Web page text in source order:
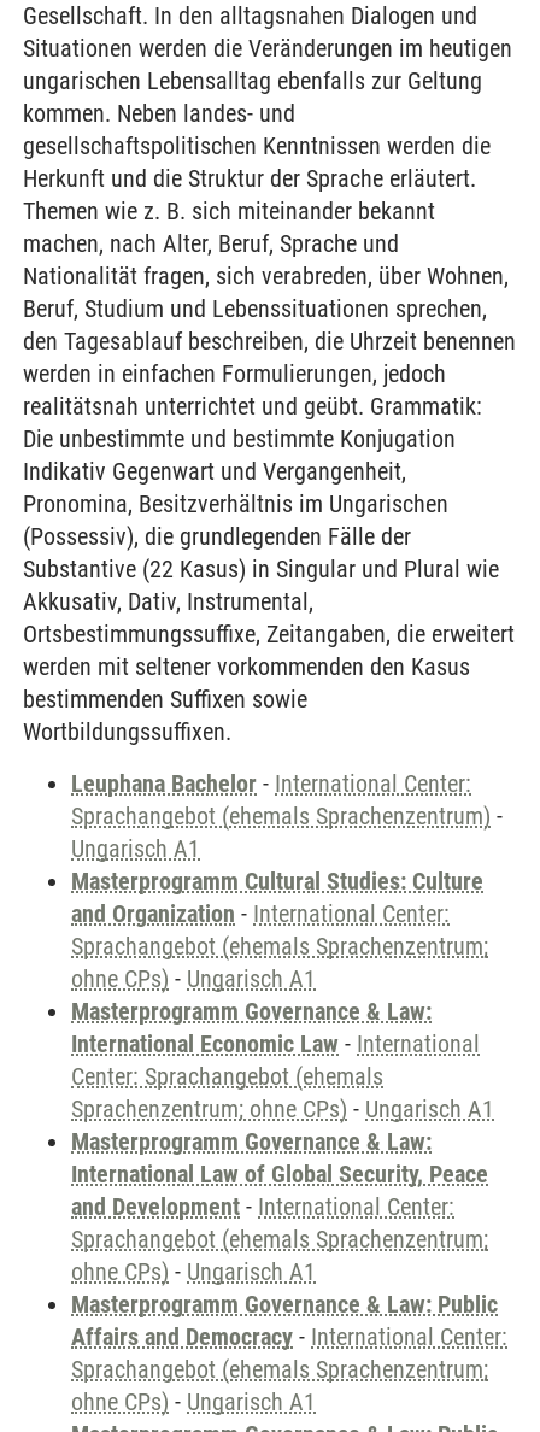
Gesellschaft. In den alltagsnahen Dialogen und
Situationen werden die Veränderungen im heutigen
ungarischen Lebensalltag ebenfalls zur Geltung
kommen. Neben landes- und
gesellschaftspolitischen Kenntnissen werden die
Herkunft und die Struktur der Sprache erläutert.
Themen wie z. B. sich miteinander bekannt
machen, nach Alter, Beruf, Sprache und
Nationalität fragen, sich verabreden, über Wohnen,
Beruf, Studium und Lebenssituationen sprechen,
den Tagesablauf beschreiben, die Uhrzeit benennen
werden in einfachen Formulierungen, jedoch
realitätsnah unterrichtet und geübt. Grammatik:
Die unbestimmte und bestimmte Konjugation
Indikativ Gegenwart und Vergangenheit,
Pronomina, Besitzverhältnis im Ungarischen
(Possessiv), die grundlegenden Fälle der
Substantive (22 Kasus) in Singular und Plural wie
Akkusativ, Dativ, Instrumental,
Ortsbestimmungssuffixe, Zeitangaben, die erweitert
werden mit seltener vorkommenden den Kasus
bestimmenden Suffixen sowie
Wortbildungssuffixen.
Leuphana Bachelor - International Center:
Sprachangebot (ehemals Sprachenzentrum) -
Ungarisch A1
Masterprogramm Cultural Studies: Culture
and Organization - International Center:
Sprachangebot (ehemals Sprachenzentrum;
ohne CPs) - Ungarisch A1
Masterprogramm Governance & Law:
International Economic Law - International
Center: Sprachangebot (ehemals
Sprachenzentrum; ohne CPs) - Ungarisch A1
Masterprogramm Governance & Law:
International Law of Global Security, Peace
and Development - International Center:
Sprachangebot (ehemals Sprachenzentrum;
ohne CPs) - Ungarisch A1
Masterprogramm Governance & Law: Public
Affairs and Democracy - International Center:
Sprachangebot (ehemals Sprachenzentrum;
ohne CPs) - Ungarisch A1